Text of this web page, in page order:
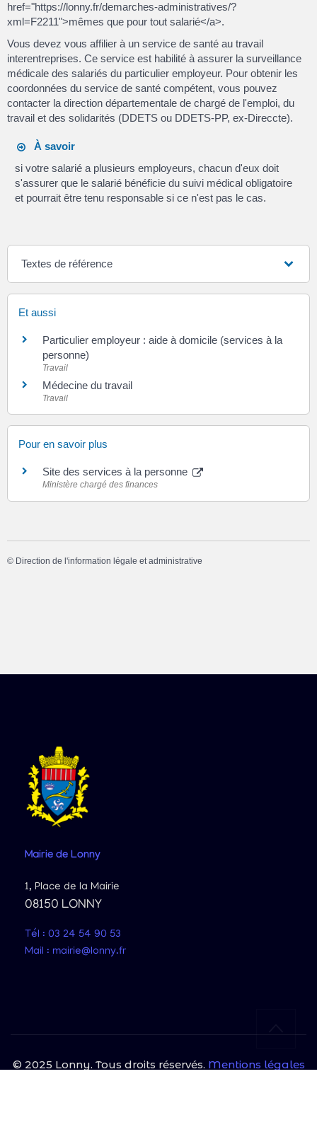
href="https://lonny.fr/demarches-administratives/?
xml=F2211">mêmes que pour tout salarié</a>.
Vous devez vous affilier à un service de santé au travail
interentreprises. Ce service est habilité à assurer la surveillance
médicale des salariés du particulier employeur. Pour obtenir les
coordonnées du service de santé compétent, vous pouvez
contacter la direction départementale de chargé de l'emploi, du
travail et des solidarités (DDETS ou DDETS-PP, ex-Direccte).
À savoir
si votre salarié a plusieurs employeurs, chacun d'eux doit
s'assurer que le salarié bénéficie du suivi médical obligatoire
et pourrait être tenu responsable si ce n'est pas le cas.
Textes de référence
Et aussi
Particulier employeur : aide à domicile (services à la
personne)
Travail
Médecine du travail
Travail
Pour en savoir plus
Site des services à la personne
Ministère chargé des finances
© Direction de l'information légale et administrative
Mairie de Lonny
1, Place de la Mairie
08150 LONNY
Tél : 03 24 54 90 53
Mail : mairie@lonny.fr
© 2025 Lonny. Tous droits réservés. Mentions légales